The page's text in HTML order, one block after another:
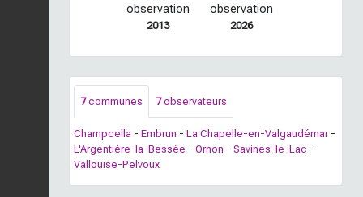
observation
2013
observation
2026
7communes 7observateurs
Champcella - Embrun - La Chapelle-en-Valgaudémar -
L'Argentière-la-Bessée - Ornon - Savines-le-Lac -
Vallouise-Pelvoux